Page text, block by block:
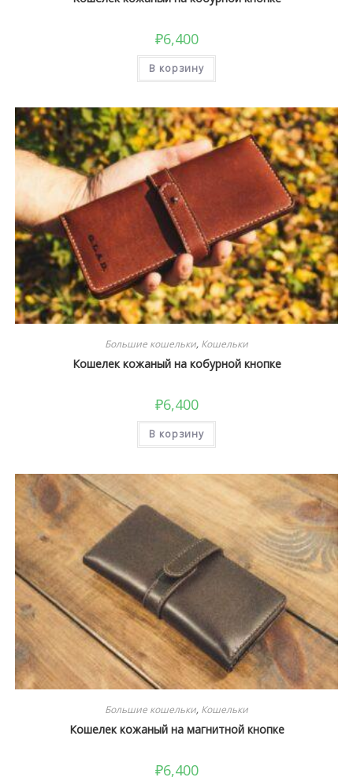
₽6,400
В корзину
Большие кошельки, Кошельки
Кошелек кожаный на кобурной кнопке
₽6,400
В корзину
Большие кошельки, Кошельки
Кошелек кожаный на магнитной кнопке
₽6,400